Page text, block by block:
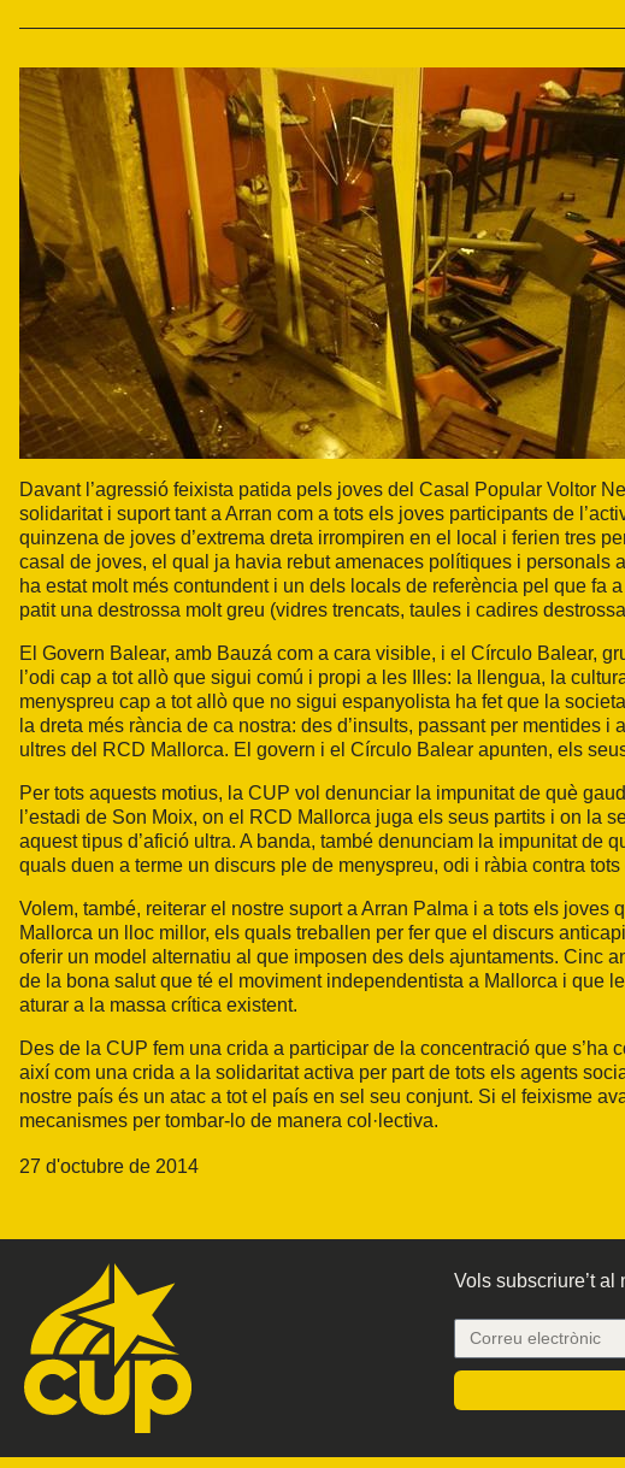
Davant l’agressió feixista patida pels joves del Casal Popular Voltor
solidaritat i suport tant a Arran com a tots els joves participants de
quinzena de joves d’extrema dreta irrompiren en el local i ferien tres
casal de joves, el qual ja havia rebut amenaces polítiques i personals
ha estat molt més contundent i un dels locals de referència pel que fa
patit una destrossa molt greu (vidres trencats, taules i cadires
El Govern Balear, amb Bauzá com a cara visible, i el Círculo Balear,
l’odi cap a tot allò que sigui comú i propi a les Illes: la llengua, la
menyspreu cap a tot allò que no sigui espanyolista ha fet que la
la dreta més rància de ca nostra: des d’insults, passant per mentides
ultres del RCD Mallorca. El govern i el Círculo Balear apunten, els
Per tots aquests motius, la CUP vol denunciar la impunitat de què
l’estadi de Son Moix, on el RCD Mallorca juga els seus partits i on la
aquest tipus d’afició ultra. A banda, també denunciam la impunitat de
quals duen a terme un discurs ple de menyspreu, odi i ràbia contra
Volem, també, reiterar el nostre suport a Arran Palma i a tots els joves
Mallorca un lloc millor, els quals treballen per fer que el discurs
oferir un model alternatiu al que imposen des dels ajuntaments. Cinc
de la bona salut que té el moviment independentista a Mallorca i que
aturar a la massa crítica existent.
Des de la CUP fem una crida a participar de la concentració que s’ha
així com una crida a la solidaritat activa per part de tots els agents
nostre país és un atac a tot el país en sel seu conjunt. Si el feixisme
mecanismes per tombar-lo de manera col·lectiva.
27 d'octubre de 2014
Vols subscriure’t al